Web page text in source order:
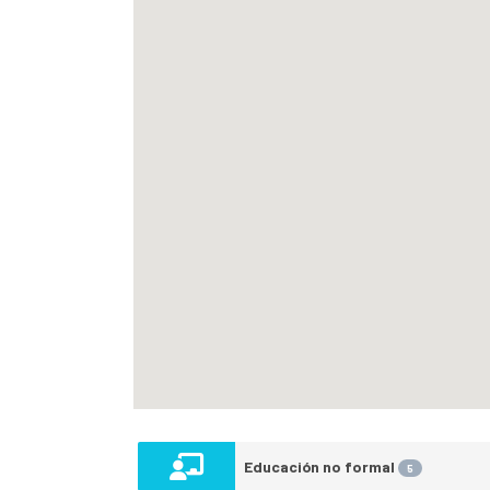
Educación no formal 5